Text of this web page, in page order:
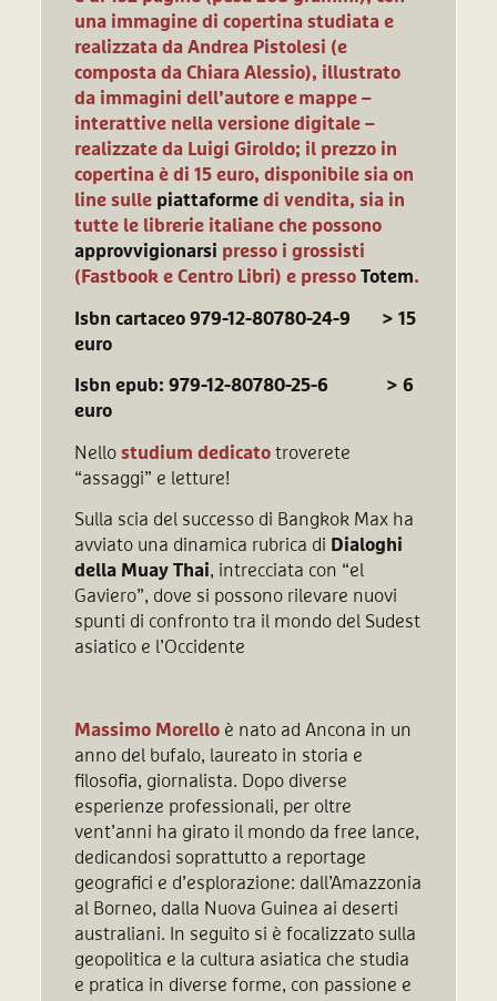
una immagine di copertina studiata e
realizzata da Andrea Pistolesi (e
composta da Chiara Alessio), illustrato
da immagini dell’autore e mappe –
interattive nella versione digitale –
realizzate da Luigi Giroldo; il prezzo in
copertina è di 15 euro, disponibile sia on
line sulle piattaformedi vendita, sia in
tutte le librerie italiane che possono
approvvigionarsi presso i grossisti
(Fastbook e Centro Libri) e presso Totem.
Isbn cartaceo 979-12-80780-24-9 > 15
euro
Isbn epub: 979-12-80780-25-6 > 6
euro
Nello studium dedicatotroverete
“assaggi” e letture!
Sulla scia del successo di Bangkok Max ha
avviato una dinamica rubrica di Dialoghi
della Muay Thai, intrecciata con “el
Gaviero”, dove si possono rilevare nuovi
spunti di confronto tra il mondo del Sudest
asiatico e l’Occidente
Massimo Morello è nato ad Ancona in un
anno del bufalo, laureato in storia e
filosofia, giornalista. Dopo diverse
esperienze professionali, per oltre
vent’anni ha girato il mondo da free lance,
dedicandosi soprattutto a reportage
geografici e d’esplorazione: dall’Amazzonia
al Borneo, dalla Nuova Guinea ai deserti
australiani. In seguito si è focalizzato sulla
geopolitica e la cultura asiatica che studia
e pratica in diverse forme, con passione e